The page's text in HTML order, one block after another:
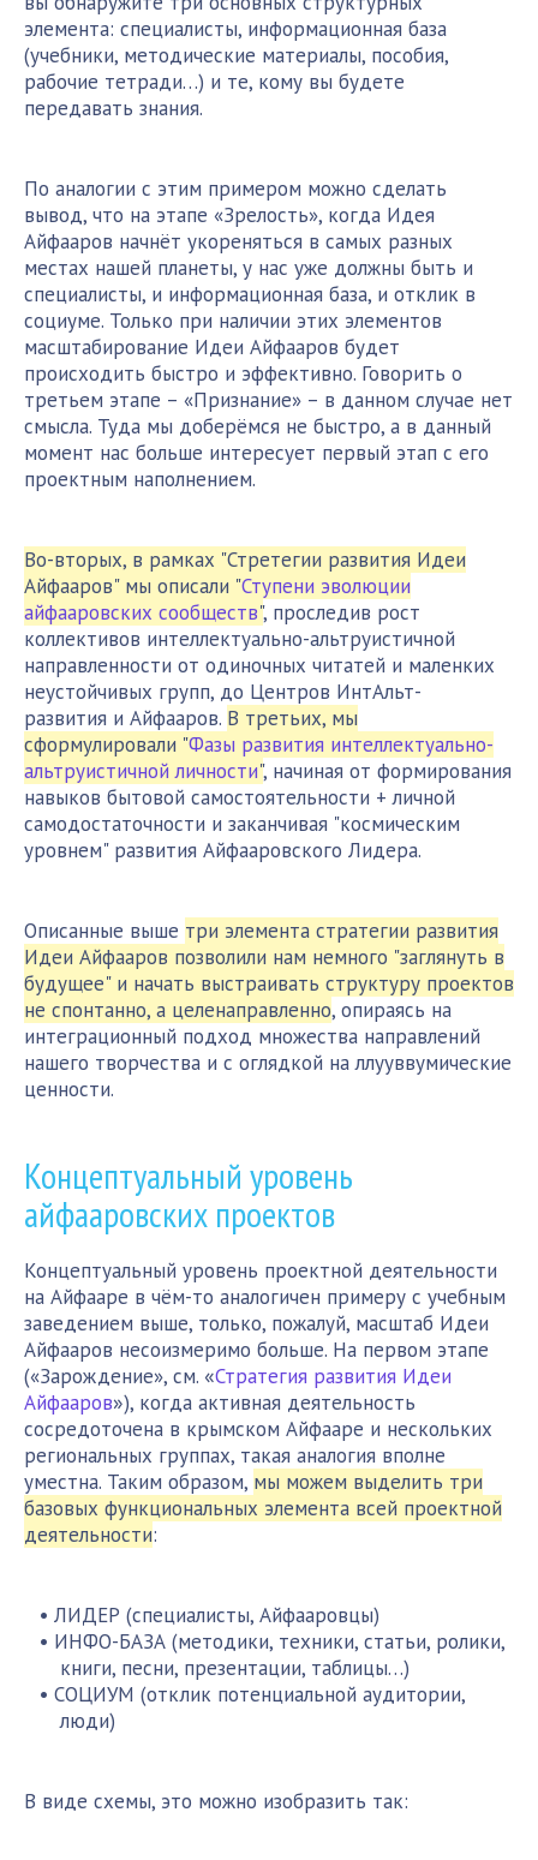
элемента: специалисты, информационная база
(учебники, методические материалы, пособия,
рабочие тетради…) и те, кому вы будете
передавать знания.
По аналогии с этим примером можно сделать
вывод, что на этапе «Зрелость», когда Идея
Айфааров начнёт укореняться в самых разных
местах нашей планеты, у нас уже должны быть и
специалисты, и информационная база, и отклик в
социуме. Только при наличии этих элементов
масштабирование Идеи Айфааров будет
происходить быстро и эффективно. Говорить о
третьем этапе – «Признание» – в данном случае нет
смысла. Туда мы доберёмся не быстро, а в данный
момент нас больше интересует первый этап с его
проектным наполнением.
Во-вторых, в рамках "Стретегии развития Идеи
Айфааров" мы описали "Ступени эволюции
айфааровских сообществ", проследив рост
коллективов интеллектуально-альтруистичной
направленности от одиночных читатей и маленких
неустойчивых групп, до Центров ИнтАльт-
развития и Айфааров. В третьих, мы
сформулировали "Фазы развития интеллектуально-
альтруистичной личности", начиная от формирования
навыков бытовой самостоятельности + личной
самодостаточности и заканчивая "космическим
уровнем" развития Айфааровского Лидера.
Описанные выше три элемента стратегии развития
Идеи Айфааров позволили нам немного "заглянуть в
будущее" и начать выстраивать структуру проектов
не спонтанно, а целенаправленно, опираясь на
интеграционный подход множества направлений
нашего творчества и с оглядкой на ллууввумические
ценности.
Концептуальный уровень
айфааровских проектов
Концептуальный уровень проектной деятельности
на Айфааре в чём-то аналогичен примеру с учебным
заведением выше, только, пожалуй, масштаб Идеи
Айфааров несоизмеримо больше. На первом этапе
(«Зарождение», см. «Стратегия развития Идеи
Айфааров»), когда активная деятельность
сосредоточена в крымском Айфааре и нескольких
региональных группах, такая аналогия вполне
уместна. Таким образом, мы можем выделить три
базовых функциональных элемента всей проектной
деятельности:
ЛИДЕР (специалисты, Айфааровцы)
ИНФО-БАЗА (методики, техники, статьи, ролики,
книги, песни, презентации, таблицы…)
СОЦИУМ (отклик потенциальной аудитории,
люди)
В виде схемы, это можно изобразить так: